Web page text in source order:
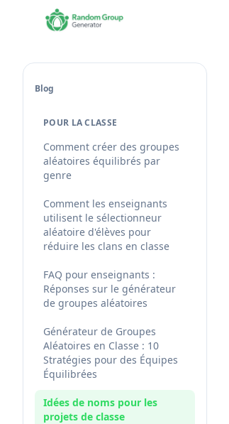
Blog
POUR LA CLASSE
Comment créer des groupes
aléatoires équilibrés par
genre
Comment les enseignants
utilisent le sélectionneur
aléatoire d'élèves pour
réduire les clans en classe
FAQ pour enseignants :
Réponses sur le générateur
de groupes aléatoires
Générateur de Groupes
Aléatoires en Classe : 10
Stratégies pour des Équipes
Équilibrées
Idées de noms pour les
projets de classe